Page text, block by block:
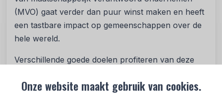
Onze website maakt gebruik van cookies.
(MVO) gaat verder dan puur winst maken en heeft
een tastbare impact op gemeenschappen over de
hele wereld.
Verschillende goede doelen profiteren van deze
voor onderwijs, gezondheidszorg,